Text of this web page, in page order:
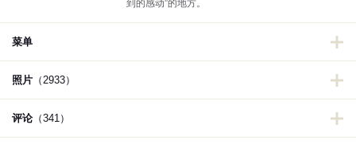
到的感动”的地方。
菜单
照片 （2933）
评论（341）